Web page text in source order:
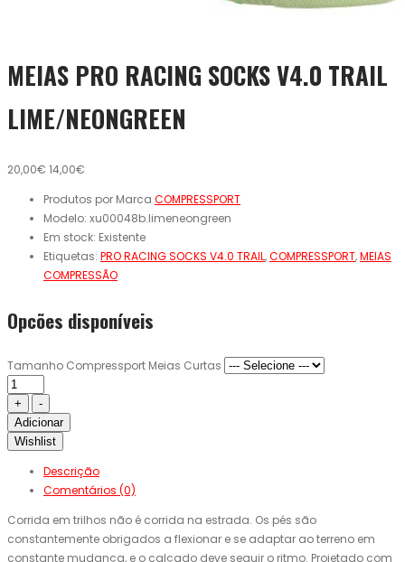
MEIAS PRO RACING SOCKS V4.0 TRAIL
LIME/NEONGREEN
20,00€ 14,00€
Produtos por Marca COMPRESSPORT
Modelo: xu00048b.limeneongreen
Em stock: Existente
Etiquetas: PRO RACING SOCKS V4.0 TRAIL,COMPRESSPORT,MEIAS
COMPRESSÃO
Opcões disponíveis
Tamanho Compressport Meias Curtas
Adicionar
Wishlist
Descrição
Comentários (0)
Corrida em trilhos não é corrida na estrada. Os pés são
constantemente obrigados a flexionar e se adaptar ao terreno em
constante mudança, e o calçado deve seguir o ritmo. Projetado com